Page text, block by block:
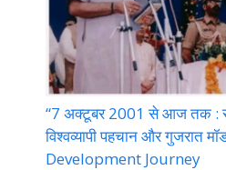
“7 अक्टूबर 2001 से आज तक :
विश्वव्यापी पहचान और
Development Journey